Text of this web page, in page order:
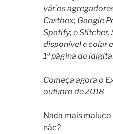
vários
Castbox; Google
Spotify; e Stitcher.
disponível e colar
1ª página do
Começa agora o
outubro de 2018
Nada mais
não?